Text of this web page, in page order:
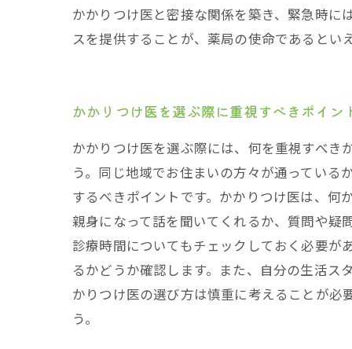
かかりつけ医と密接な関係を築き、緊急時に
スを提供することが、薬局の使命であるといえ
かかりつけ医を選ぶ際に重視すべきポイン
かかりつけ医を選ぶ際には、何を重視すべき
う。同じ地域でお住まいの方々が通ってい
するべきポイントです。かかりつけ医は、何
親身になって話を聞いてくれるか、質問や疑
診療時間についてもチェックしておく必要が
るかどうか確認します。また、自分の生活
かりつけ医の選び方は慎重に考えることが必
う。